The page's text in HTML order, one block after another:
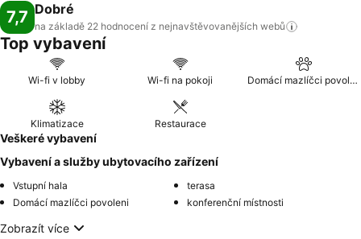
7,7 Dobré
na základě 22 hodnocení z nejnavštěvovanějších webů
Top vybavení
Wi-fi v lobby Wi-fi na pokoji Domácí mazlíčci povoleni
Klimatizace Restaurace
Veškeré vybavení
Vybavení a služby ubytovacího zařízení
Vstupní hala
terasa
Domácí mazlíčci povoleni
konferenční místnosti
Zobrazít více